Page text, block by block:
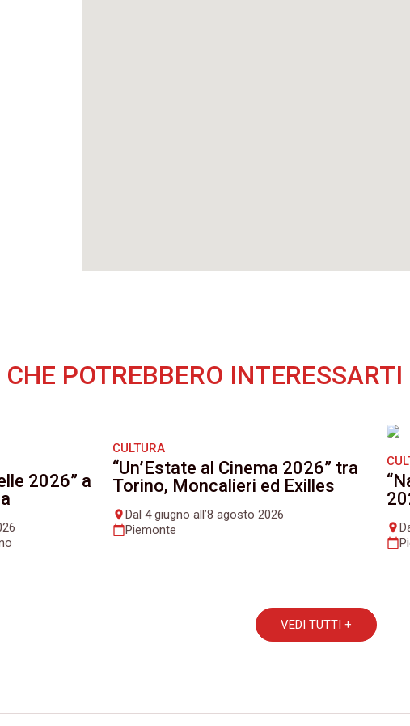
POTREBBERO INTERESSARTI
2026” a
CULTURA
“Un’Estate al Cinema 2026” tra
Torino, Moncalieri ed Exilles
place Dal 4 giugno all’8 agosto 2026
calendar_todayPiemonte place
calendar_today
VEDI TUTTI +